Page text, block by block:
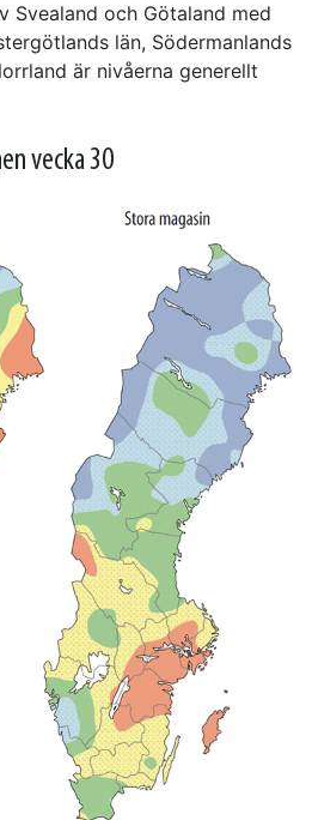
Svealand och Götaland med
län, Södermanlands
är nivåerna generellt
vecka 30